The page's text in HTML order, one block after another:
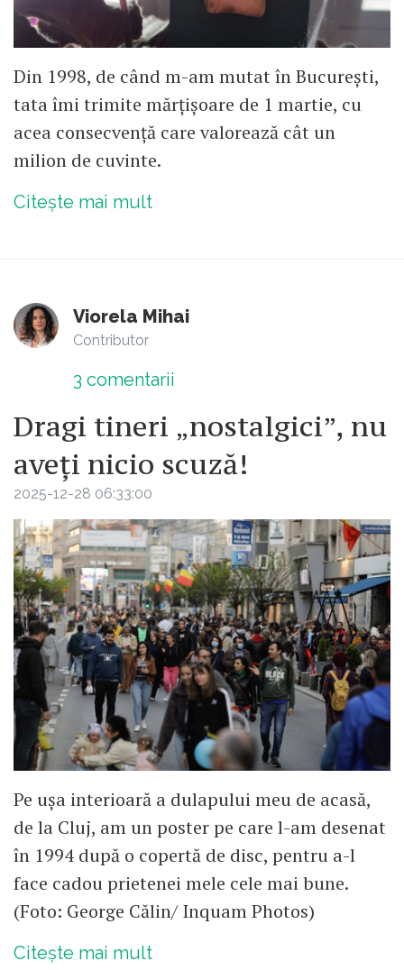
Din 1998, de când m-am mutat în București,
tata îmi trimite mărțișoare de 1 martie, cu
acea consecvență care valorează cât un
milion de cuvinte.
Citește mai mult
Viorela Mihai
Contributor
3 comentarii
Dragi tineri „nostalgici”, nu
aveți nicio scuză!
2025-12-28 06:33:00
Pe ușa interioară a dulapului meu de acasă,
de la Cluj, am un poster pe care l-am desenat
în 1994 după o copertă de disc, pentru a-l
face cadou prietenei mele cele mai bune.
(Foto: George Călin/ Inquam Photos)
Citește mai mult